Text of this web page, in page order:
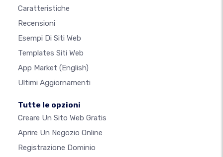
Caratteristiche
Recensioni
Esempi Di Siti Web
Templates Siti Web
App Market (English)
Ultimi Aggiornamenti
Tutte le opzioni
Creare Un Sito Web Gratis
Aprire Un Negozio Online
Registrazione Dominio